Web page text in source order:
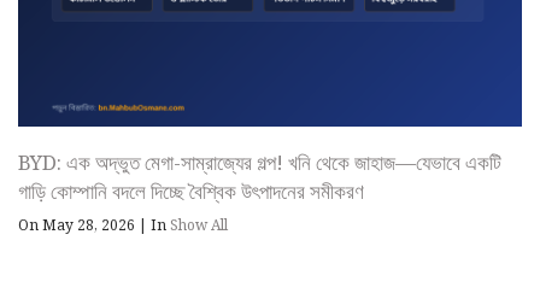
BYD: এক অদ্ভুত মেগা-সাম্রাজ্যের গল্প! খনি থেকে জাহাজ—যেভাবে একটি
গাড়ি কোম্পানি বদলে দিচ্ছে বৈশ্বিক উৎপাদনের সমীকরণ
On May 28, 2026 | InShow All